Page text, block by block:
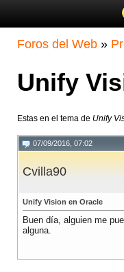
Foros del Web »
Unify
Estas en el tema de Unify
07/09/2016, 07:02
Cvilla90
Unify Vision en Oracle
Buen día, alguien me
alguna.